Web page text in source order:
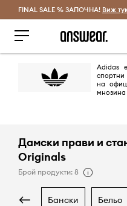
FINAL SALE % ЗАПОЧНА! Виж
Adidas
на
Дамски прави и
Originals
Брой продукти: 8
бански бельо